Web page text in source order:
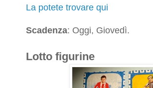
La potete trovare qui
Scadenza: Oggi, Giovedì.
Lotto figurine